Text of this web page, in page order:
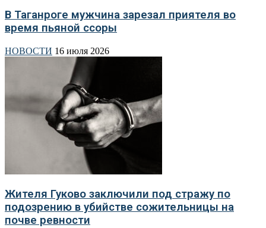
В Таганроге мужчина зарезал приятеля во
время пьяной ссоры
НОВОСТИ 16 июля 2026
Жителя Гуково заключили под стражу по
подозрению в убийстве сожительницы на
почве ревности